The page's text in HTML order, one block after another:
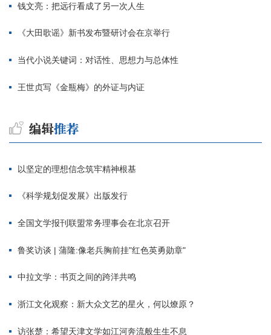
钱文亮：把远行看成了另一次人生
《大田歌谣》新书发布暨研讨会在京举行
当代小说关键词：对话性、思想力与总体性
王世贞写《金瓶梅》的外证与内证
以坚定的理想信念筑牢精神根基
《科学规划促发展》出版发行
全国文学报刊联盟常务理事会在北京召开
鲁奖访谈 | 蒲隆:像老兵胸前挂"红色英勇勋章"
中拉文学：书页之间的跨洋共鸣
浙江文化观察：新大众文艺的星火，何以燎原？
访张楚：希望天津文学如江河奔流般生生不息